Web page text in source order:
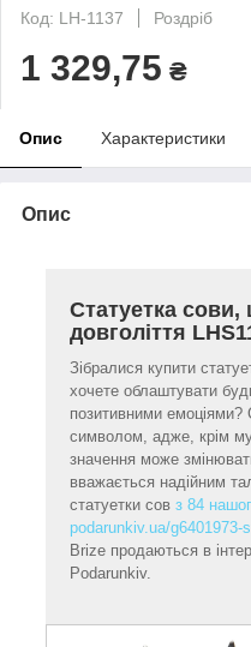
Код: LH-1137
Роздріб
1 329,75 ₴
Опис Характеристики
Опис
Статуетка
довголіття
Зібралися купити
хочете облаштувати
позитивними
символом, адже, крім
значення може
вважається надійним
статуетки сов з 84
podarunkiv.ua/g6401973-
Brize продаються в
Podarunkiv.